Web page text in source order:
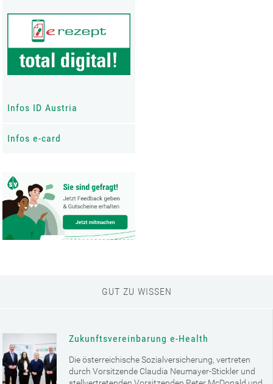
Infos ID Austria
Infos e-card
GUT ZU WISSEN
Zukunftsvereinbarung e-Health
Die österreichische Sozialversicherung, vertreten
durch Vorsitzende Claudia Neumayer-Stickler und